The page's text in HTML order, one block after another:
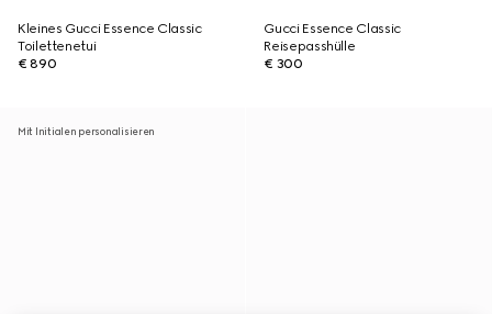
Kleines Gucci Essence Classic
Toilettenetui
€ 890
Gucci Essence Classic
Reisepasshülle
€ 300
Mit Initialen personalisieren